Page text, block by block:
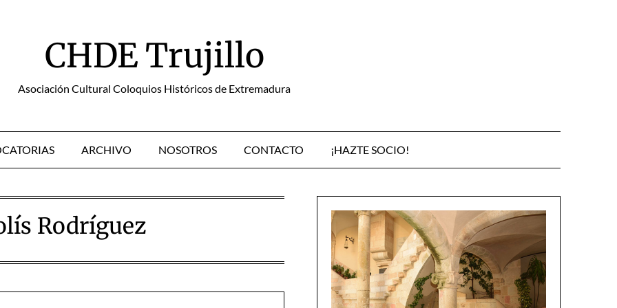
CHDE Trujillo
Asociación Cultural Coloquios Históricos de Extremadura
ARCHIVO NOSOTROS CONTACTO ¡HAZTE SOCIO!
Rodríguez